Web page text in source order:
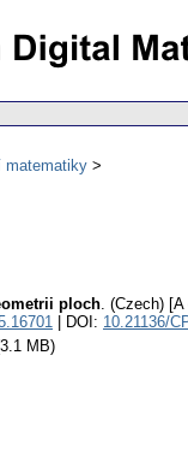
matematiky
ploch. (Czech)
| DOI: 10.21136/
MB)